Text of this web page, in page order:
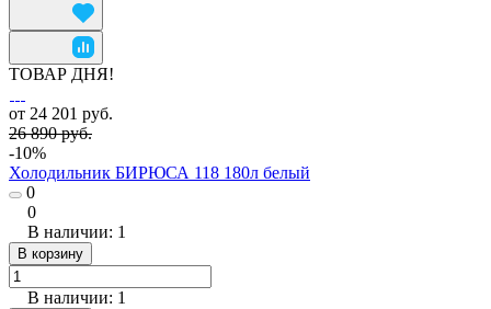
ТОВАР ДНЯ!
от 24 201 руб.
26 890 руб.
-10%
Холодильник БИРЮСА 118 180л белый
0
0
В наличии: 1
В корзину
В наличии: 1